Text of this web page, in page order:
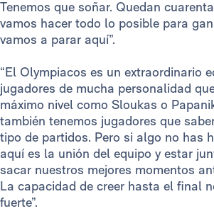
Tenemos que soñar. Quedan
vamos hacer todo lo posible para
vamos a parar aquí”.
“El Olympiacos es un extraordinario
jugadores de mucha personalidad
máximo nivel como Sloukas o
también tenemos jugadores que
tipo de partidos. Pero si algo no has
aquí es la unión del equipo y estar
sacar nuestros mejores momentos
La capacidad de creer hasta el final
fuerte”.